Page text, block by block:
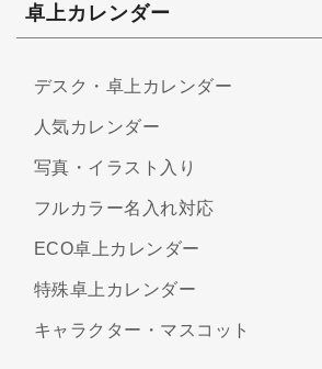
卓上カレンダー
デスク・卓上カレンダー
人気カレンダー
写真・イラスト入り
フルカラー名入れ対応
ECO卓上カレンダー
特殊卓上カレンダー
キャラクター・マスコット